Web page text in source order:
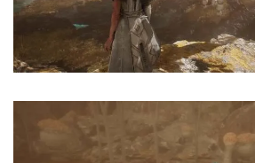
Global Community
Join gamers worldwide and get real-time alerts